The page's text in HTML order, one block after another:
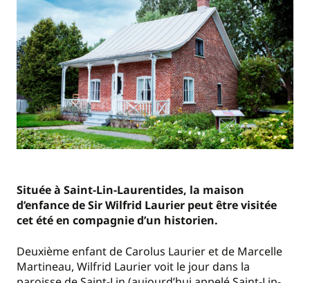
Située à Saint-Lin-Laurentides, la maison
d’enfance de Sir Wilfrid Laurier peut être visitée
cet été en compagnie d’un historien.
Deuxième enfant de Carolus Laurier et de Marcelle
Martineau, Wilfrid Laurier voit le jour dans la